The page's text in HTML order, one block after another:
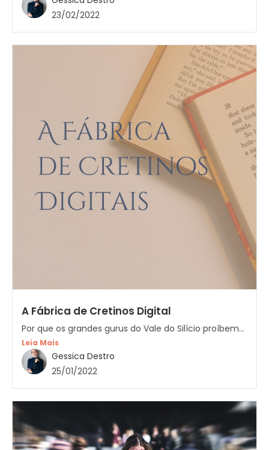
23/02/2022
A Fábrica de Cretinos Digital
Por que os grandes gurus do Vale do Silício proíbem...
Leia Mais
Gessica Destro
25/01/2022